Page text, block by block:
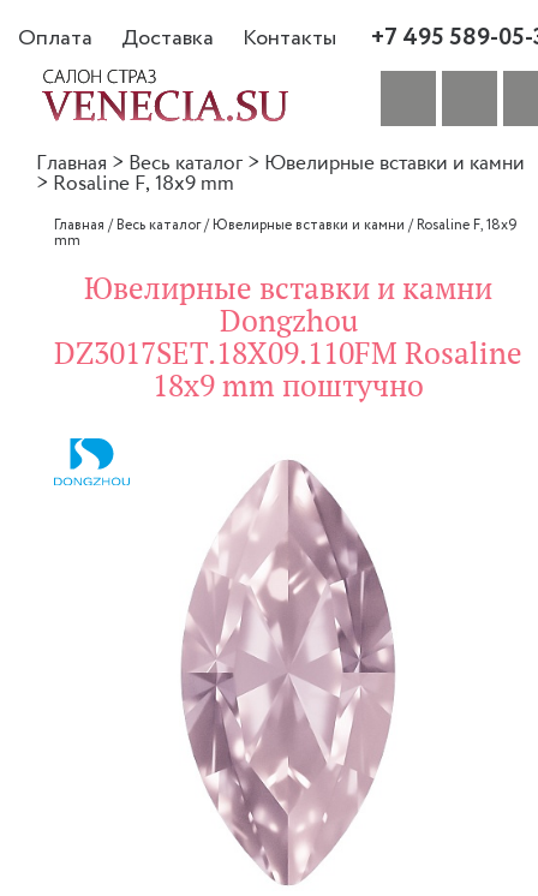
Оплата Доставка Контакты +7 495 589-
Главная > Весь каталог > Ювелирные вставки и камни
> Rosaline F, 18x9 mm
Главная /Весь каталог/Ювелирные вставки и камни /Rosaline F, 18x9
mm
Ювелирные вставки и камни
Dongzhou
DZ3017SET.18X09.110FM Rosaline
18x9 mm поштучно